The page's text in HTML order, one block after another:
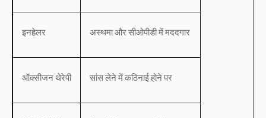
इनहेलर अस्थमा और सीओपीडी में मददगार
ऑक्सीजन थेरेपी सांस लेने में कठिनाई होने पर